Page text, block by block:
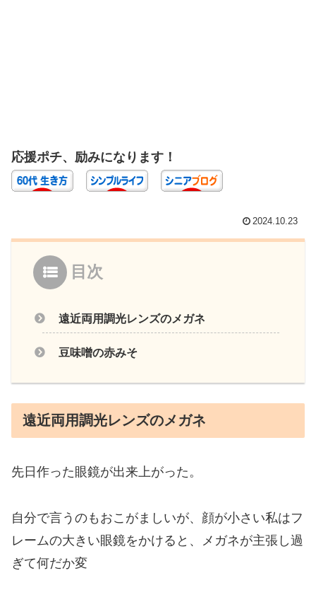
応援ポチ、励みになります！
2024.10.23
目次
遠近両用調光レンズのメガネ
豆味噌の赤みそ
遠近両用調光レンズのメガネ
先日作った眼鏡が出来上がった。
自分で言うのもおこがましいが、 顔が小さい私はフ
レームの大きい眼鏡をかけると、メガネが主張し過
ぎて何だか変